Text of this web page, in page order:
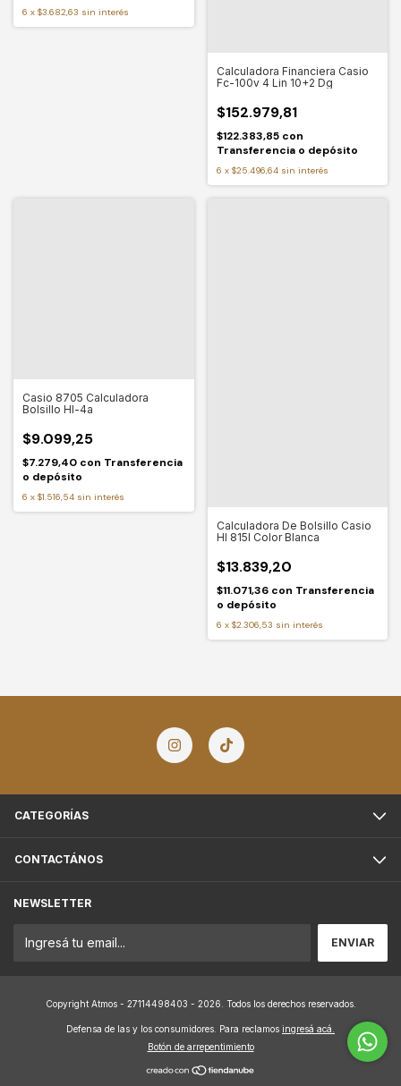
6 x $3.682,63 sin interés
Calculadora Financiera Casio
Fc-100v 4 Lin 10+2 Dg
$152.979,81
$122.383,85 con
Transferencia o depósito
6 x $25.496,64 sin interés
Casio 8705 Calculadora
Bolsillo Hl-4a
$9.099,25
$7.279,40 con Transferencia
o depósito
6 x $1.516,54 sin interés
Calculadora De Bolsillo Casio
Hl 815l Color Blanca
$13.839,20
$11.071,36 con Transferencia
o depósito
6 x $2.306,53 sin interés
CATEGORÍAS
CONTACTÁNOS
NEWSLETTER
Copyright Atmos - 27114498403 - 2026. Todos los derechos reservados.
Defensa de las y los consumidores. Para reclamos ingresá acá.
Botón de arrepentimiento